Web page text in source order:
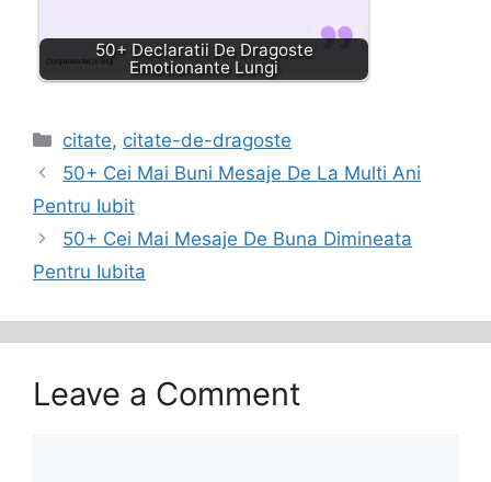
50+ Declaratii De Dragoste
Emotionante Lungi
Categories
citate, citate-de-dragoste
50+ Cei Mai Buni Mesaje De La Multi Ani
Pentru Iubit
50+ Cei Mai Mesaje De Buna Dimineata
Pentru Iubita
Leave a Comment